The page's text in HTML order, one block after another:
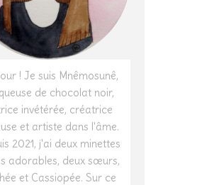
! Je suis Mnêmosunê,
de chocolat noir,
invétérée, créatrice
et artiste dans l'âme.
2021, j'ai deux minettes
adorables, deux sœurs,
et Cassiopée. Sur ce